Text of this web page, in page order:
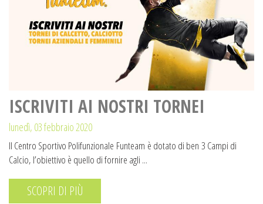
ISCRIVITI AI NOSTRI TORNEI
lunedì, 03 febbraio 2020
Il Centro Sportivo Polifunzionale Funteam è dotato di ben 3 Campi di
Calcio, l’obiettivo è quello di fornire agli ...
SCOPRI DI PIÙ